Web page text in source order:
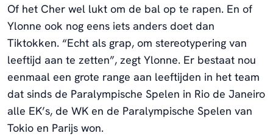
Of het Cher wel lukt om de bal op te rapen. En of
Ylonne ook nog eens iets anders doet dan
Tiktokken. “Echt als grap, om stereotypering van
leeftijd aan te zetten”, zegt Ylonne. Er bestaat nou
eenmaal een grote range aan leeftijden in het team
dat sinds de Paralympische Spelen in Rio de Janeiro
alle EK’s, de WK en de Paralympische Spelen van
Tokio en Parijs won.